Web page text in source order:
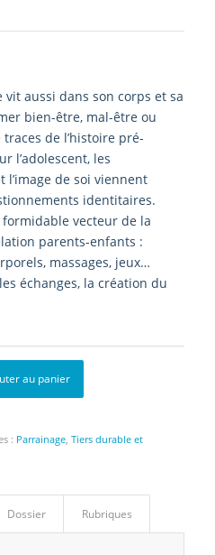
vit aussi dans son corps et sa
bien-être, mal-être ou
de l’histoire pré-
l’adolescent, les
l’image de soi viennent
identitaires.
vecteur de la
parents-enfants :
massages, jeux…
échanges, la création du
au panier
: Parrainage, Tiers durable et
Dossier Rubriques